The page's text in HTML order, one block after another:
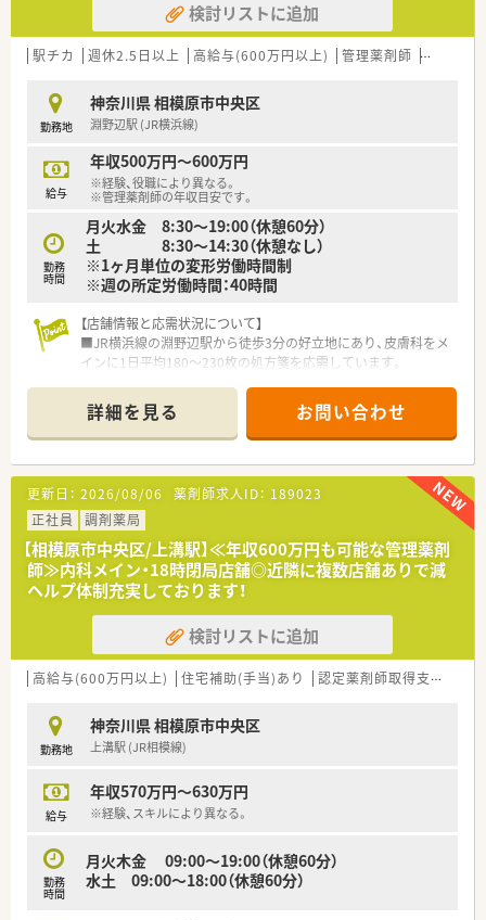
検討リストに追加
駅チカ 週休2.5日以上 高給与(600万円以上) 管理薬剤師 教育制度
勤務地
神奈川県 相模原市中央区
淵野辺駅 (JR横浜線)
給与
年収500万円～600万円
※経験、役職により異なる。
※管理薬剤師の年収目安です。
勤務
時間
月火水金 8:30～19:00（休憩60分）
土 8:30～14:30（休憩なし）
※1ヶ月単位の変形労働時間制
※週の所定労働時間：40時間
【店舗情報と応需状況について】
■JR横浜線の淵野辺駅から徒歩3分の好立地にあり、皮膚科をメ
インに1日平均180～230枚の処方箋を応需しています。
体制を敷くことで迅速かつ丁寧な調剤を行っています。
■皮膚科中心の応需内容であるため、専門性の高い服薬指導スキ
ルを効率的に磨きながら成長できる環境が整っています。
【募集背景と求める人物像について】
■現在は取締役が管理薬剤師を兼務しているため、次世代の運営
を担う管理薬剤師候補を1名限定で急募しています。
■20代から30代の若手層を中心に、新しい取り組みや組織の変
革に対して前向きに挑戦できる方を求めています。
■実務経験が未経験の方でも意欲があれば相談可能ですので、将
来のリーダーを目指したい方はぜひご応募ください。
【法人特徴について】
■相模原市内に6店舗を展開し、地域密着型の経営スタイルを貫
きながら在宅医療にも積極的に取り組んでいます。
長に向けて組織変革をスピーディーに推進中です。
■店舗間の距離が近く緊密な連携が図れているため、エリア全体
で支え合いながら地域医療に貢献できる組織です。
【勤務実態について】
■AI薬歴システムを導入したことで事務作業の効率が劇的に向
■優秀な事務スタッフが多く在籍しており、薬剤師が本来の職能
である対人業務に専念できる環境が整っています。
■休暇制度も充実しており、夏季休暇3日や年末年始6日など、年
詳細を見る お問い合わせ
更新日： 2026/08/06 薬剤師求人ID： 189023
正社員
調剤薬局
【相模原市中央区/上溝駅】≪年収600万円も可能な管理薬剤
師≫内科メイン・18時閉局店舗◎近隣に複数店舗ありで減
ヘルプ体制充実しております！
検討リストに追加
高給与(600万円以上) 住宅補助(手当)あり 認定薬剤師取得支援あり
勤務地
神奈川県 相模原市中央区
上溝駅 (JR相模線)
給与
年収570万円～630万円
※経験、スキルにより異なる。
勤務
時間
月火木金 09:00～19:00（休憩60分）
水土 09:00～18:00（休憩60分）